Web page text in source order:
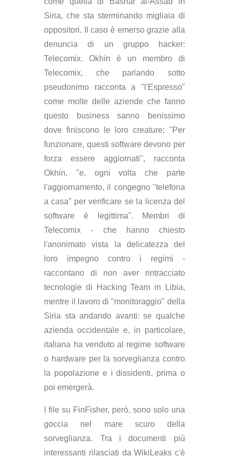
Siria, che sta sterminando migliaia di
oppositori. Il caso è emerso grazie alla
denuncia di un gruppo hacker:
Telecomix. Okhin è un membro di
Telecomix, che parlando sotto
pseudonimo racconta a "l'Espresso"
come molte delle aziende che fanno
questo business sanno benissimo
dove finiscono le loro creature: "Per
funzionare, questi software devono per
forza essere aggiornati", racconta
Okhin, "e, ogni volta che parte
l'aggiornamento, il congegno "telefona
a casa" per verificare se la licenza del
software è legittima". Membri di
Telecomix - che hanno chiesto
l'anonimato vista la delicatezza del
loro impegno contro i regimi -
raccontano di non aver rintracciato
tecnologie di Hacking Team in Libia,
mentre il lavoro di "monitoraggio" della
Siria sta andando avanti: se qualche
azienda occidentale e, in particolare,
italiana ha venduto al regime software
o hardware per la sorveglianza contro
la popolazione e i dissidenti, prima o
poi emergerà.
I file su FinFisher, però, sono solo una
goccia nel mare scuro della
sorveglianza. Tra i documenti più
interessanti rilasciati da WikiLeaks c'è